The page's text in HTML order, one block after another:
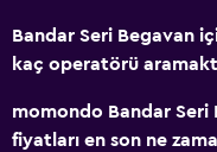
Bandar Seri Begavan
kaç operatörü
momondo Bandar
fiyatları en son ne